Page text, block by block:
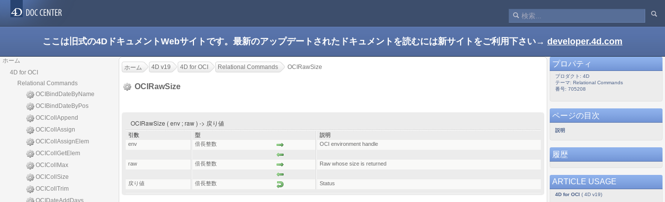
ここは旧式の4DドキュメントWebサイトです。最新のアップデートされたドキュメントを読むには新サイトをご利用下さい→ developer.4d.com
ホーム
4D for OCI
Relational Commands
OCIBindDateByName
OCIBindDateByPos
OCICollAppend
OCICollAssign
OCICollAssignElem
OCICollGetElem
OCICollMax
OCICollSize
OCICollTrim
OCIDateAddDays
ホーム 4D v19 4D for OCI Relational Commands OCIRawSize
OCIRawSize
OCIRawSize ( env ; raw ) -> 戻り値
引数 型
説明
env
倍長整数 OCI environment handle
raw 倍長整数 Raw whose size is returned
戻り値 倍長整数 Status
プロパティ
プロダクト: 4D
テーマ: Relational Commands
番号: 705208
ページの目次
説明
履歴
ARTICLE USAGE
4D for OCI ( 4D v19)